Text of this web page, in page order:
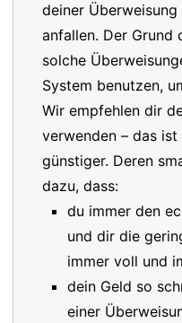
deiner
anfallen. Der Grund
solche
System benutzen,
Wir empfehlen dir
verwenden – das
günstiger. Deren
dazu, dass:
du immer den
und dir die
immer voll und
dein Geld so
einer